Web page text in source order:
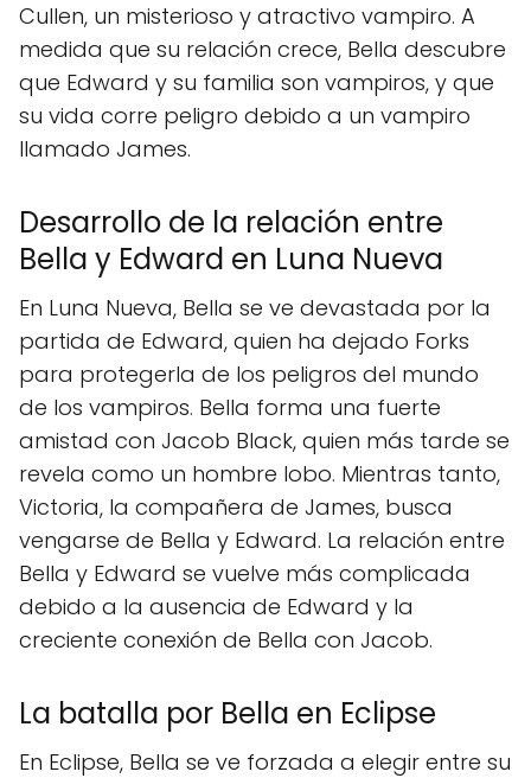
Cullen, un misterioso y atractivo vampiro. A
medida que su relación crece, Bella descubre
que Edward y su familia son vampiros, y que
su vida corre peligro debido a un vampiro
llamado James.
Desarrollo de la relación entre
Bella y Edward en Luna Nueva
En Luna Nueva, Bella se ve devastada por la
partida de Edward, quien ha dejado Forks
para protegerla de los peligros del mundo
de los vampiros. Bella forma una fuerte
amistad con Jacob Black, quien más tarde se
revela como un hombre lobo. Mientras tanto,
Victoria, la compañera de James, busca
vengarse de Bella y Edward. La relación entre
Bella y Edward se vuelve más complicada
debido a la ausencia de Edward y la
creciente conexión de Bella con Jacob.
La batalla por Bella en Eclipse
En Eclipse, Bella se ve forzada a elegir entre su